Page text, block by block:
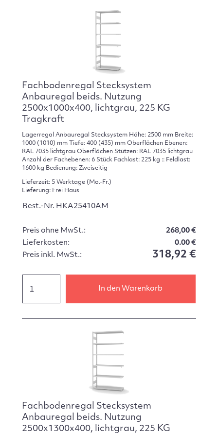
Fachbodenregal Stecksystem
Anbauregal beids. Nutzung
2500x1000x400, lichtgrau, 225 KG
Tragkraft
Lagerregal Anbauregal Stecksystem Höhe: 2500 mm Breite:
1000 (1010) mm Tiefe: 400 (435) mm Oberflächen Ebenen:
RAL 7035 lichtgrau Oberflächen Stützen: RAL 7035 lichtgrau
Anzahl der Fachebenen: 6 Stück Fachlast: 225 kg :: Feldlast:
1600 kg Bedienung: Zweiseitig
Lieferzeit: 5 Werktage (Mo.-Fr.)
Lieferung: Frei Haus
Best.-Nr. HKA25410AM
Preis ohne MwSt.:
268,00 €
Lieferkosten:
0.00 €
Preis inkl. MwSt.:
318,92 €
In den Warenkorb
Fachbodenregal Stecksystem
Anbauregal beids. Nutzung
2500x1300x400, lichtgrau, 225 KG